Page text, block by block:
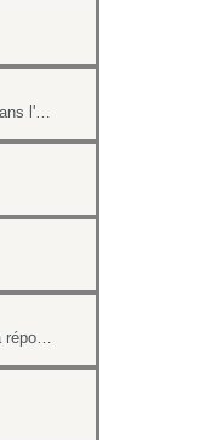
Importer en masse des événements dans l'Agenda
Type de versement différent suivant la réponse à une question d'un formulaire